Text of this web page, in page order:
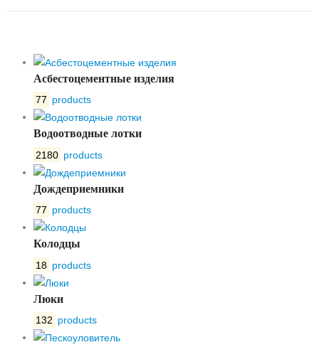
Асбестоцементные изделия
77 products
Водоотводные лотки
2180 products
Дождеприемники
77 products
Колодцы
18 products
Люки
132 products